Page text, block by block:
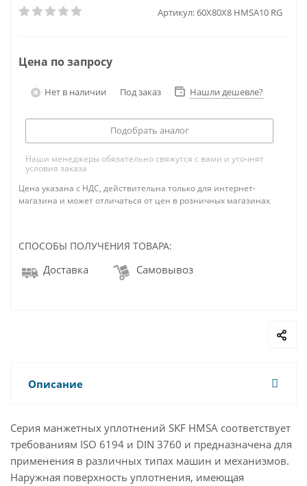
Артикул:60X80X8 HMSA10 RG
Цена по запросу
Нет в наличии Под заказ Нашли дешевле?
Подобрать аналог
Наши менеджеры обязательно свяжутся с вами и уточнят
условия заказа
Цена указана с НДС, действительна только для интернет-
магазина и может отличаться от цен в розничных магазинах
СПОСОБЫ ПОЛУЧЕНИЯ ТОВАРА:
Доставка Самовывоз
Описание
Серия манжетных уплотнений SKF HMSA соответствует
требованиям ISO 6194 и DIN 3760 и предназначена для
применения в различных типах машин и механизмов.
Наружная поверхность уплотнения, имеющая